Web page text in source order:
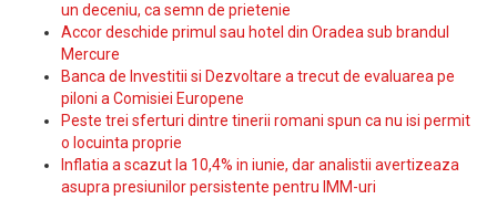
un deceniu, ca semn de prietenie
Accor deschide primul sau hotel din Oradea sub brandul
Mercure
Banca de Investitii si Dezvoltare a trecut de evaluarea pe
piloni a Comisiei Europene
Peste trei sferturi dintre tinerii romani spun ca nu isi permit
o locuinta proprie
Inflatia a scazut la 10,4% in iunie, dar analistii avertizeaza
asupra presiunilor persistente pentru IMM-uri